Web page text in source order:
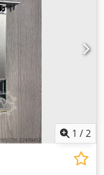
w
pinowe D-Sub W
do testowania
symulacji
z
dla
działającego
usterek.
przed
1 /2